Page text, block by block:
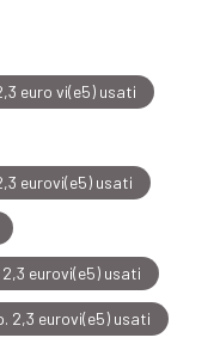
euro vi(e5) usati
eurovi(e5) usati
eurovi(e5) usati
2,3 eurovi(e5) usati